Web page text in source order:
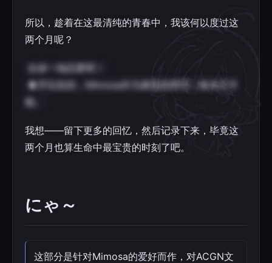
所以，趁着在这最清纯的青春中，我该何以度过这
两个月呢？
去谈一场恋爱吧！
⬆开玩笑的，Mimosa作为典型的阿宅，根本不可
能。
我想——留下更多的回忆，然后记录下来，毕竟这
两个月也算生命中最宝贵的时刻了吧。
にゃ～
这部分是针对Mimosa的爱好而作，对ACGN文